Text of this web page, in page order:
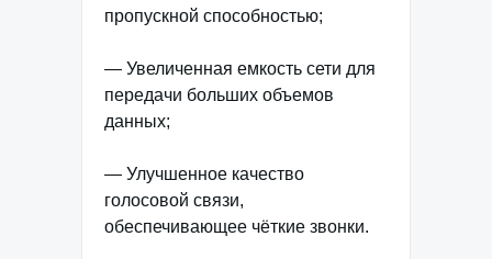
пропускной способностью;
— Увеличенная емкость сети для
передачи больших объемов
данных;
— Улучшенное качество
голосовой связи,
обеспечивающее чёткие звонки.